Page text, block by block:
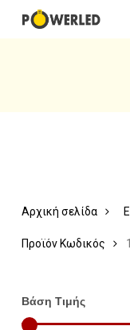
Αρχική σελίδα
Προϊόν Κωδικός
Βάση Τιμής